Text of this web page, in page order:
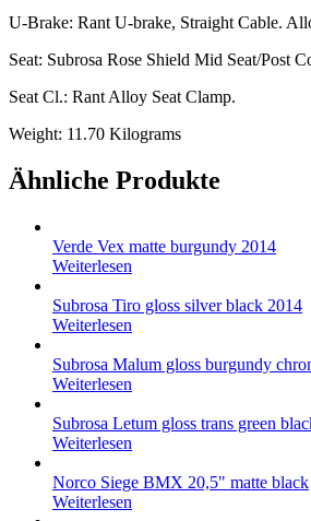
U-Brake: Rant U-brake, Straight Cable.
Seat: Subrosa Rose Shield Mid Seat/Post
Seat Cl.: Rant Alloy Seat Clamp.
Weight: 11.70 Kilograms
Ähnliche Produkte
Verde Vex matte burgundy 2014
Weiterlesen
Subrosa Tiro gloss silver black 2014
Weiterlesen
Subrosa Malum gloss burgundy
Weiterlesen
Subrosa Letum gloss trans green
Weiterlesen
Norco Siege BMX 20,5" matte black
Weiterlesen